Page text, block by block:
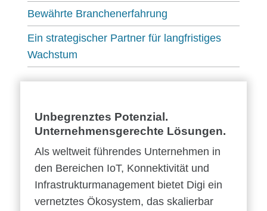
Bewährte Branchenerfahrung
Ein strategischer Partner für langfristiges
Wachstum
Unbegrenztes Potenzial.
Unternehmensgerechte Lösungen.
Als weltweit führendes Unternehmen in
den Bereichen IoT, Konnektivität und
Infrastrukturmanagement bietet Digi ein
vernetztes Ökosystem, das skalierbar